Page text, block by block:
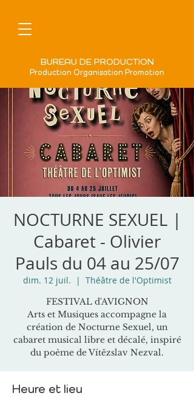
BUREAU DE PRODUCTION
Production Organisation Promotion
NOCTURNE SEXUEL |
Cabaret - Olivier
Pauls du 04 au 25/07
dim. 12 juil.
  |
Théâtre de l'Optimist
FESTIVAL d'AVIGNON
Arts et Musiques accompagne la
création de Nocturne Sexuel, un
cabaret musical libre et décalé, inspiré
du poème de Vítězslav Nezval.
Heure et lieu